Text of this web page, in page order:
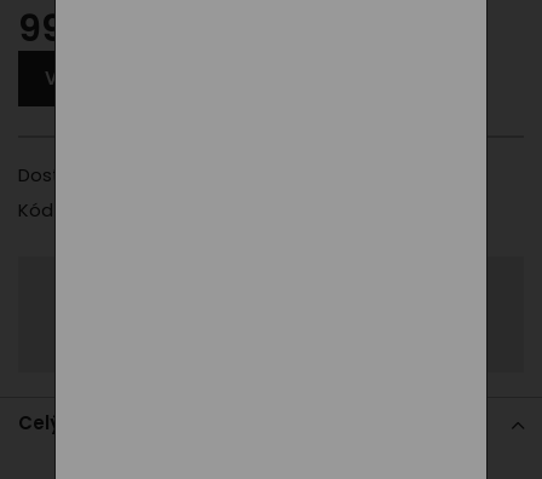
990,00 Kč
VYBERTE JINOU VARIANTU
Dostupnost
Kód produktu
Celý popis